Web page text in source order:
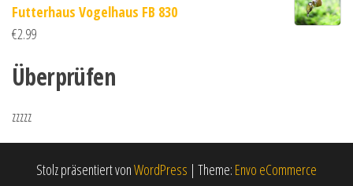
Futterhaus Vogelhaus FB 830
€2.99
Überprüfen
zzzzz
Stolz präsentiert vonWordPress | Theme: Envo eCommerce